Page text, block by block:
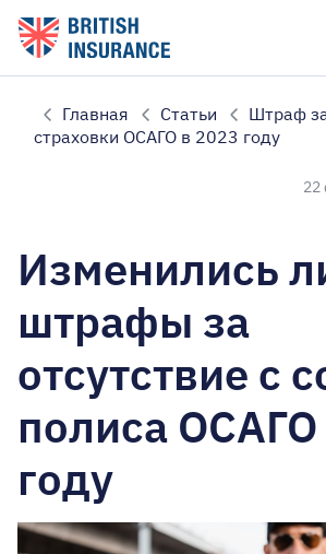
Главная Статьи
Штраф
страховки ОСАГО в 2023 году
22
Изменились
штрафы за
отсутствие с
полиса
году